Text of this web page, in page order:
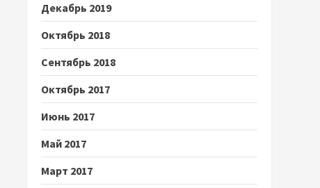
Декабрь 2019
Октябрь 2018
Сентябрь 2018
Октябрь 2017
Июнь 2017
Май 2017
Март 2017